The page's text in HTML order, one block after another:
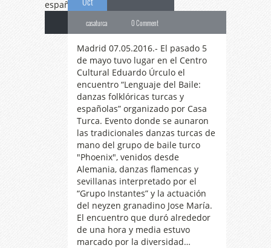
casaturca 0 Comment
Madrid 07.05.2016.- El pasado 5
de mayo tuvo lugar en el Centro
Cultural Eduardo Úrculo el
encuentro “Lenguaje del Baile:
danzas folklóricas turcas y
españolas” organizado por Casa
Turca. Evento donde se aunaron
las tradicionales danzas turcas de
mano del grupo de baile turco
"Phoenix", venidos desde
Alemania, danzas flamencas y
sevillanas interpretado por el
“Grupo Instantes” y la actuación
del neyzen granadino Jose María.
El encuentro que duró alrededor
de una hora y media estuvo
marcado por la diversidad…
Comienzanlas